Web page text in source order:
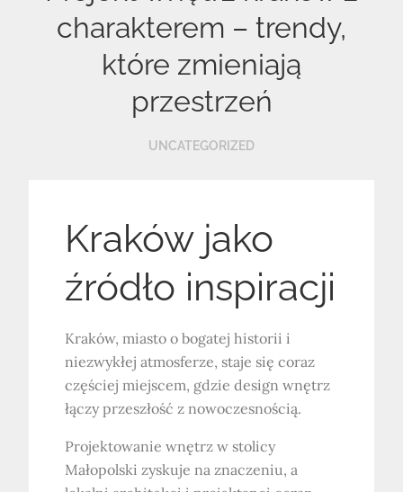
charakterem – trendy,
które zmieniają
przestrzeń
UNCATEGORIZED
Kraków jako
źródło inspiracji
Kraków, miasto o bogatej historii i
niezwykłej atmosferze, staje się coraz
częściej miejscem, gdzie design wnętrz
łączy przeszłość z nowoczesnością.
Projektowanie wnętrz w stolicy
Małopolski zyskuje na znaczeniu, a